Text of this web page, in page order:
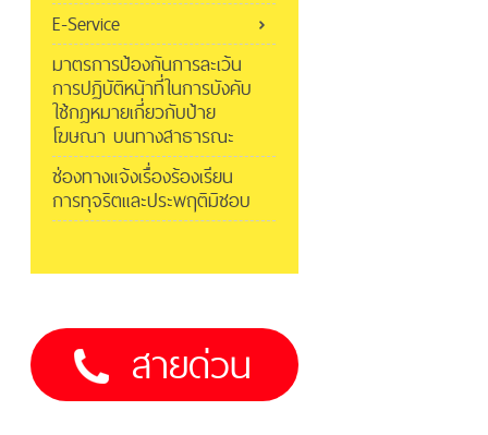
E-Service
มาตรการป้องกันการละเว้น
การปฏิบัติหน้าที่ในการบังคับ
ใช้กฎหมายเกี่ยวกับป้าย
โฆษณา บนทางสาธารณะ
ช่องทางแจ้งเรื่องร้องเรียน
การทุจริตและประพฤติมิชอบ
สายด่วน